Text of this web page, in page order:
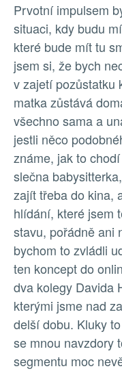
Prvotní impulsem
situaci, kdy budu
které bude mít tu
jsem si, že bych
v zajetí pozůstatku
matka zůstává
všechno sama a
jestli něco
známe, jak to
slečna
zajít třeba do kina,
hlídání, které jsem
stavu, pořádně ani
bychom to zvládli
ten koncept do
dva kolegy Davida
kterými jsme nad
delší dobu. Kluky
se mnou navzdory
segmentu moc